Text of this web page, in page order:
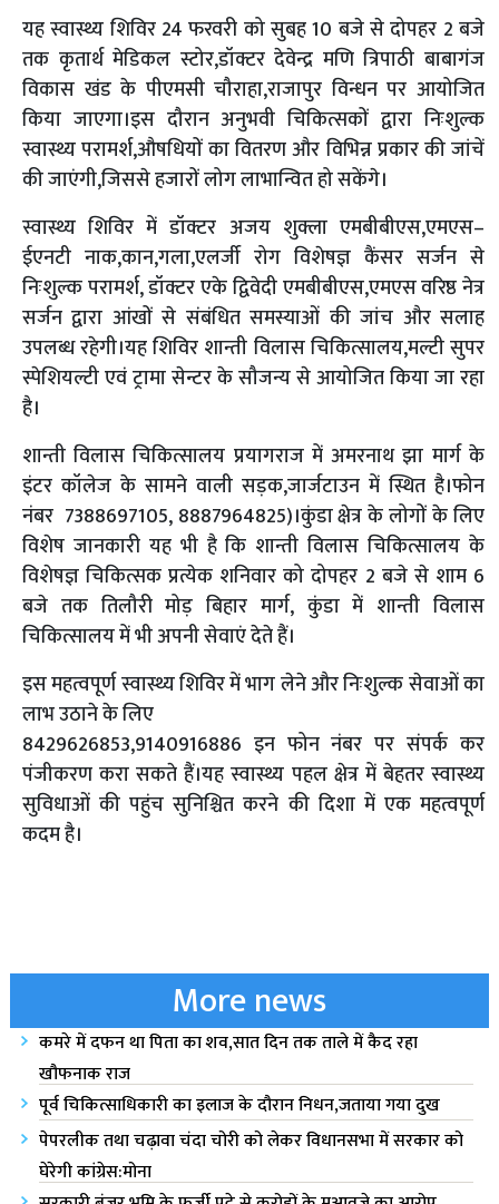
यह स्वास्थ्य शिविर 24 फरवरी को सुबह 10 बजे से दोपहर 2 बजे
तक कृतार्थ मेडिकल स्टोर,डॉक्टर देवेन्द्र मणि त्रिपाठी बाबागंज
विकास खंड के पीएमसी चौराहा,राजापुर विन्धन पर आयोजित
किया जाएगा।इस दौरान अनुभवी चिकित्सकों द्वारा निःशुल्क
स्वास्थ्य परामर्श,औषधियों का वितरण और विभिन्न प्रकार की जांचें
की जाएंगी,जिससे हजारों लोग लाभान्वित हो सकेंगे।
स्वास्थ्य शिविर में डॉक्टर अजय शुक्ला एमबीबीएस,एमएस–
ईएनटी नाक,कान,गला,एलर्जी रोग विशेषज्ञ कैंसर सर्जन से
निःशुल्क परामर्श, डॉक्टर एके द्विवेदी एमबीबीएस,एमएस वरिष्ठ नेत्र
सर्जन द्वारा आंखों से संबंधित समस्याओं की जांच और सलाह
उपलब्ध रहेगी।यह शिविर शान्ती विलास चिकित्सालय,मल्टी सुपर
स्पेशियल्टी एवं ट्रामा सेन्टर के सौजन्य से आयोजित किया जा रहा
है।
शान्ती विलास चिकित्सालय प्रयागराज में अमरनाथ झा मार्ग के
इंटर कॉलेज के सामने वाली सड़क,जार्जटाउन में स्थित है।फोन
नंबर 7388697105, 8887964825)।कुंडा क्षेत्र के लोगों के लिए
विशेष जानकारी यह भी है कि शान्ती विलास चिकित्सालय के
विशेषज्ञ चिकित्सक प्रत्येक शनिवार को दोपहर 2 बजे से शाम 6
बजे तक तिलौरी मोड़ बिहार मार्ग, कुंडा में शान्ती विलास
चिकित्सालय में भी अपनी सेवाएं देते हैं।
इस महत्वपूर्ण स्वास्थ्य शिविर में भाग लेने और निःशुल्क सेवाओं का
लाभ उठाने के लिए
8429626853,9140916886 इन फोन नंबर पर संपर्क कर
पंजीकरण करा सकते हैं।यह स्वास्थ्य पहल क्षेत्र में बेहतर स्वास्थ्य
सुविधाओं की पहुंच सुनिश्चित करने की दिशा में एक महत्वपूर्ण
कदम है।
More news
कमरे में दफन था पिता का शव,सात दिन तक ताले में कैद रहा
खौफनाक राज
पूर्व चिकित्साधिकारी का इलाज के दौरान निधन,जताया गया दुख
पेपरलीक तथा चढ़ावा चंदा चोरी को लेकर विधानसभा में सरकार को
घेरेगी कांग्रेस:मोना